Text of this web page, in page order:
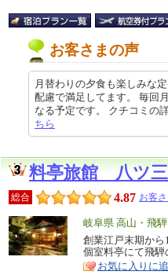
お客さまの声
月替わりの夕食も楽しみな
配慮で満足してます。 毎回
なる予定です。 クチコミ
ちら
料亭旅館 八ツ
総合 4.87 お客
エ
リ
ア
岐阜県 高山・飛騨
特
徴
創業江戸末期か
個室料亭にて飛
お気に入りに